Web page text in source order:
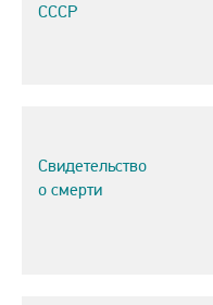
СССР
Свидетельство
о смерти